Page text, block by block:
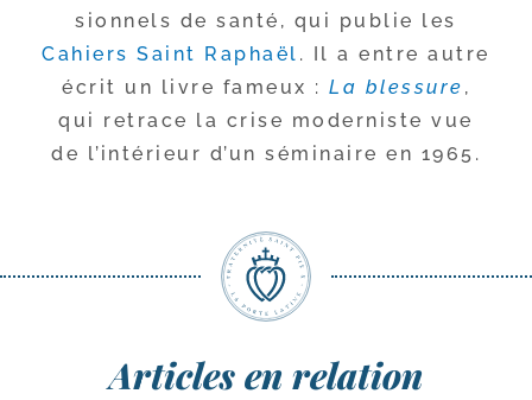
sion­nels de san­té, qui publie les
Cahiers Saint Raphaël . Il a entre autre
écrit un livre fameux : La bles­sure ,
qui retrace la crise moder­niste vue
de l’in­té­rieur d’un sémi­naire en 1965.
Articles en relation